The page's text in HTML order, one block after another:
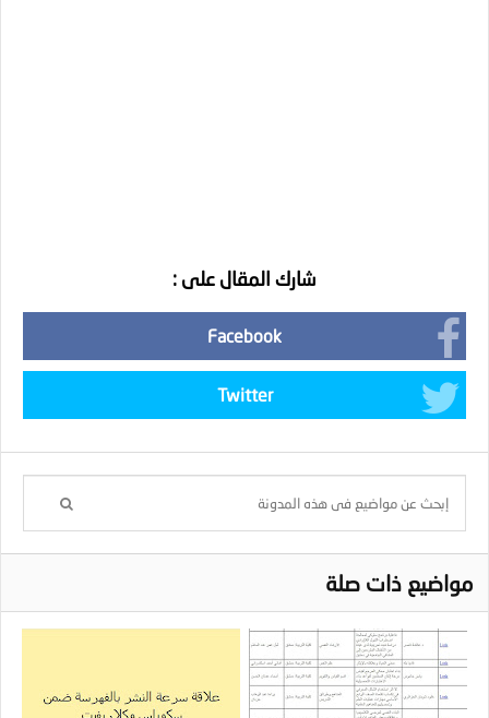
شارك المقال على :
Facebook
Twitter
مواضيع ذات صلة